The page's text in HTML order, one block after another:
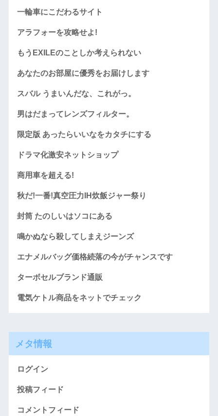
一輪車にこだわるサイト
アラフォーを攻略せよ!
もうEXILEのことしか考えられない
あなたのお部屋に優秀をお届けします
スバル うまいんだな、これがっ。
男はだまってレンズフィルター。
限定版 あったらいいなをカタチにする
ドラマ化激安ネットショップ
商用車を超える!
秋だ!一番!真空圧力IH炊飯ジャー祭り
封筒 たのしいはソコにある
鳴かぬなら殺してしまえジーンズ
エナメルバッグ価格続落の今がチャンスです
ターボセルブランド通販
電気ケトル商品をネットでチェック
メタ情報
ログイン
投稿フィード
コメントフィード